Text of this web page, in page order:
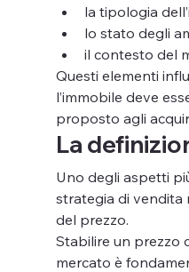
la tipologia
lo stato degli
il contesto del
Questi elementi
l’immobile deve
proposto agli
La
Uno degli aspetti
strategia di vendita
del prezzo.
Stabilire un prezzo
mercato è